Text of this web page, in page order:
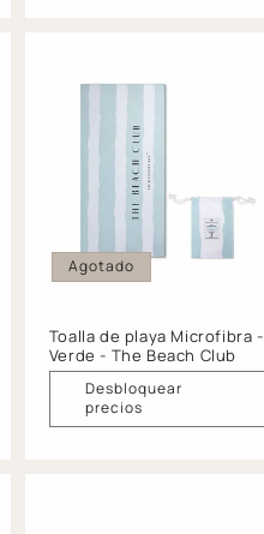
Agotado
Toalla de playa Microfibra -
Verde - The Beach Club
Desbloquear
precios